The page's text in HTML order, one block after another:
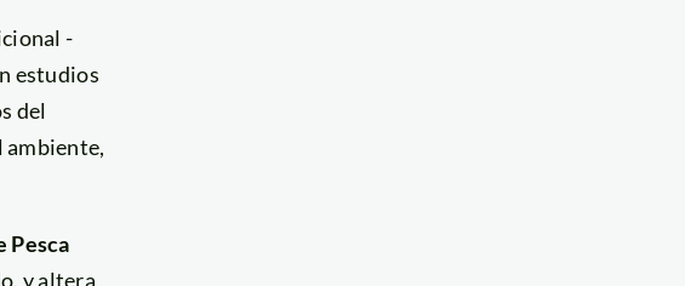
-
estudios
del
ambiente,
Pesca
y altera